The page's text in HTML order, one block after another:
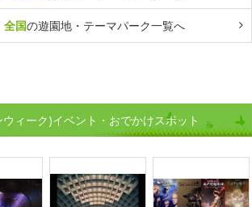
全国の遊園地・テーマパーク一覧へ
ィーク)イベント・おでかけスポット